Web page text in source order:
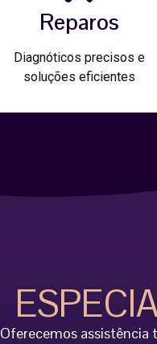
Reparos
Diagnóticos precisos e
soluções eficientes
Oferecemos assistência